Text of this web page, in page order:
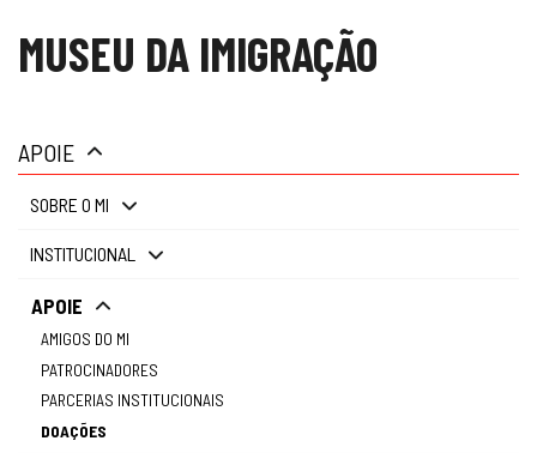
museu
gestão
MUSEU DA IMIGRAÇÃO
APOIE
SOBRE O MI
INSTITUCIONAL
APOIE
AMIGOS DO MI
PATROCINADORES
PARCERIAS INSTITUCIONAIS
DOAÇÕES